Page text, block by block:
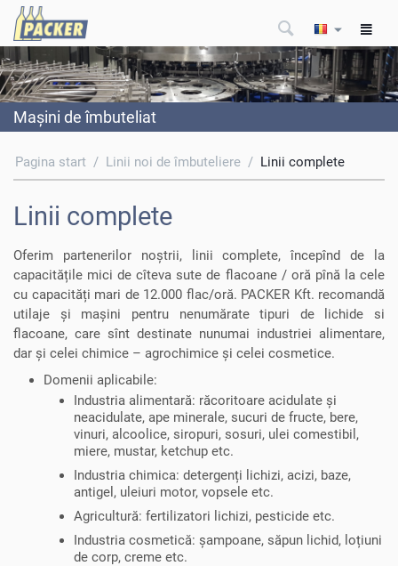
Maşini de îmbuteliat
Pagina start / Linii noi de îmbuteliere / Linii complete
Linii complete
Oferim partenerilor noștrii, linii complete, începînd de la
capacitățile mici de cîteva sute de flacoane / oră pînă la cele
cu capacități mari de 12.000 flac/oră. PACKER Kft. recomandă
utilaje și mașini pentru nenumărate tipuri de lichide si
flacoane, care sînt destinate nunumai industriei alimentare,
dar și celei chimice – agrochimice și celei cosmetice.
Domenii aplicabile:
Industria alimentară: răcoritoare acidulate și
neacidulate, ape minerale, sucuri de fructe, bere,
vinuri, alcoolice, siropuri, sosuri, ulei comestibil,
miere, mustar, ketchup etc.
Industria chimica: detergenți lichizi, acizi, baze,
antigel, uleiuri motor, vopsele etc.
Agricultură: fertilizatori lichizi, pesticide etc.
Industria cosmetică: șampoane, săpun lichid, loțiuni
de corp, creme etc.